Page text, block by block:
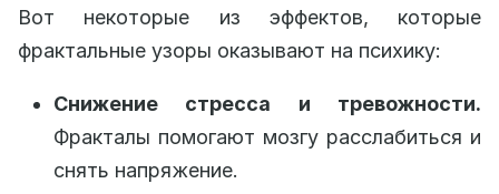
Вот некоторые из эффектов, которые
фрактальные узоры оказывают на психику:
Снижение стресса и тревожности.
Фракталы помогают мозгу расслабиться и
снять напряжение.